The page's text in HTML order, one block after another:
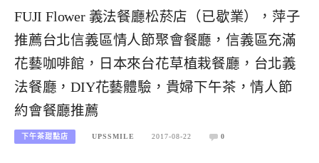
FUJI Flower 義法餐廳松菸店（已歇業），萍子
推薦台北信義區情人節聚會餐廳，信義區充滿
花藝咖啡館，日本來台花草植栽餐廳，台北義
法餐廳，DIY花藝體驗，貴婦下午茶，情人節
約會餐廳推薦
下午茶甜點店 UPSSMILE 2017-08-22 0